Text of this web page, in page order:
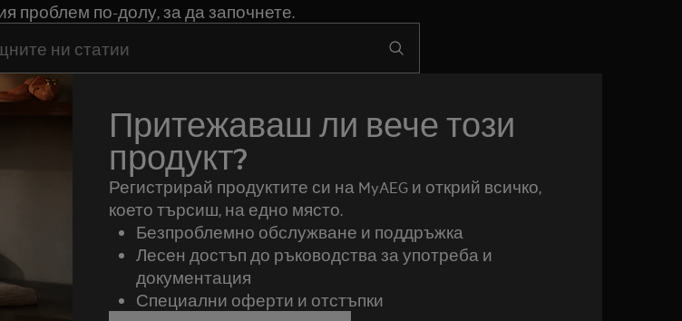
проблем по-долу, за да започнете.
Притежаваш ли вече този
продукт?
Регистрирай продуктите си на MyAEG и открий всичко,
което търсиш, на едно място.
Безпроблемно обслужване и поддръжка
Лесен достъп до ръководства за употреба и
документация
Специални оферти и отстъпки